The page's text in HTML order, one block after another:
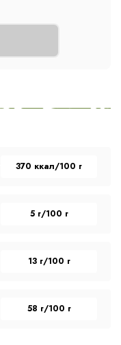
370 ккал/100 г
5 г/100 г
13 г/100 г
58 г/100 г